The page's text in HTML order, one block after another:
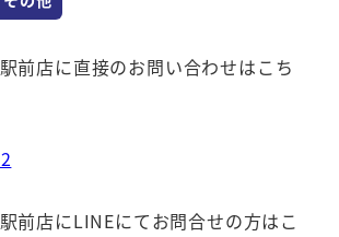
前店に直接のお問い合わせはこち
前店にLINEにてお問合せの方はこ